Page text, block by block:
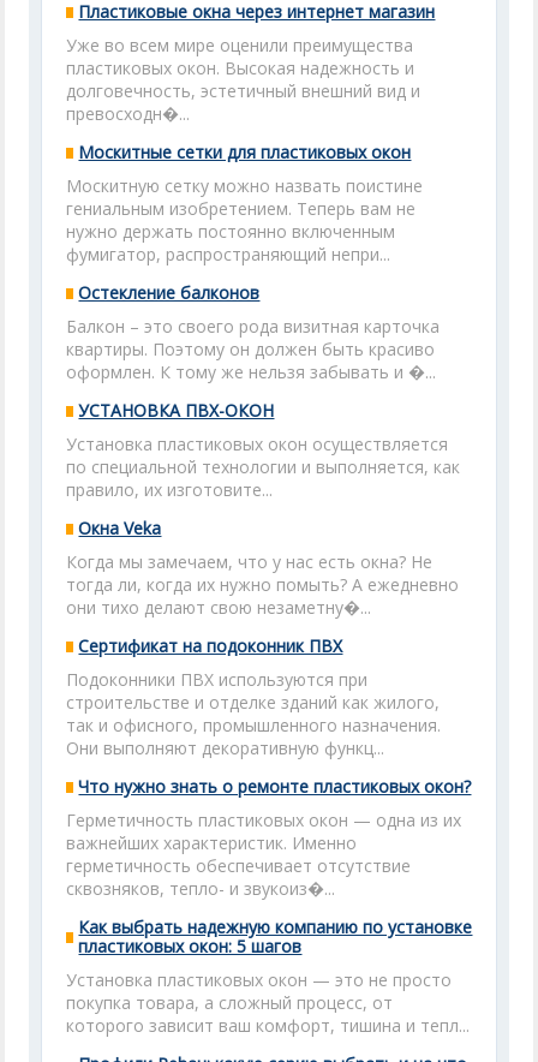
Пластиковые окна через интернет магазин
Уже во всем мире оценили преимущества
пластиковых окон. Высокая надежность и
долговечность, эстетичный внешний вид и
превосходн�...
Москитные сетки для пластиковых окон
Москитную сетку можно назвать поистине
гениальным изобретением. Теперь вам не
нужно держать постоянно включенным
фумигатор, распространяющий непри...
Остекление балконов
Балкон – это своего рода визитная карточка
квартиры. Поэтому он должен быть красиво
оформлен. К тому же нельзя забывать и �...
УСТАНОВКА ПВХ-ОКОН
Установка пластиковых окон осуществляется
по специальной технологии и выполняется, как
правило, их изготовите...
Окна Veka
Когда мы замечаем, что у нас есть окна? Не
тогда ли, когда их нужно помыть? А ежедневно
они тихо делают свою незаметну�...
Сертификат на подоконник ПВХ
Подоконники ПВХ используются при
строительстве и отделке зданий как жилого,
так и офисного, промышленного назначения.
Они выполняют декоративную функц...
Что нужно знать о ремонте пластиковых окон?
Герметичность пластиковых окон — одна из их
важнейших характеристик. Именно
герметичность обеспечивает отсутствие
сквозняков, тепло- и звукоиз�...
Как выбрать надежную компанию по установке
пластиковых окон: 5 шагов
Установка пластиковых окон — это не просто
покупка товара, а сложный процесс, от
которого зависит ваш комфорт, тишина и тепл...